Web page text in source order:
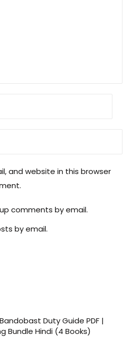
and website in this browser
comments by email.
by email.
Duty Guide PDF |
Bundle Hindi (4 Books)